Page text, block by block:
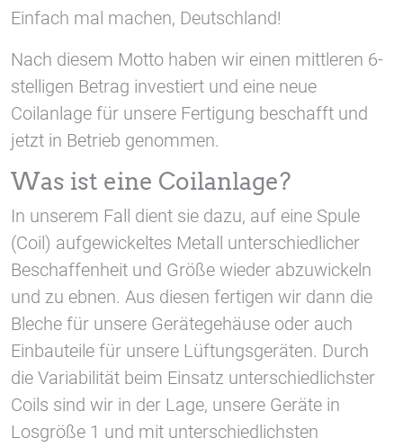
Einfach mal machen, Deutschland!
Nach diesem Motto haben wir einen mittleren 6-
stelligen Betrag investiert und eine neue
Coilanlage für unsere Fertigung beschafft und
jetzt in Betrieb genommen.
Was ist eine Coilanlage?
In unserem Fall dient sie dazu, auf eine Spule
(Coil) aufgewickeltes Metall unterschiedlicher
Beschaffenheit und Größe wieder abzuwickeln
und zu ebnen. Aus diesen fertigen wir dann die
Bleche für unsere Gerätegehäuse oder auch
Einbauteile für unsere Lüftungsgeräten. Durch
die Variabilität beim Einsatz unterschiedlichster
Coils sind wir in der Lage, unsere Geräte in
Losgröße 1 und mit unterschiedlichsten
Diese Informationen helfen uns zu verstehen, wie
unsere Besucher unsere Website nutzen.
Analytics
EXTERNE MEDIEN
Um Inhalte von Videoplattformen und Social Media
Plattformen anzeigen zu können, werden von
diesen externen Medien Cookies gesetzt.